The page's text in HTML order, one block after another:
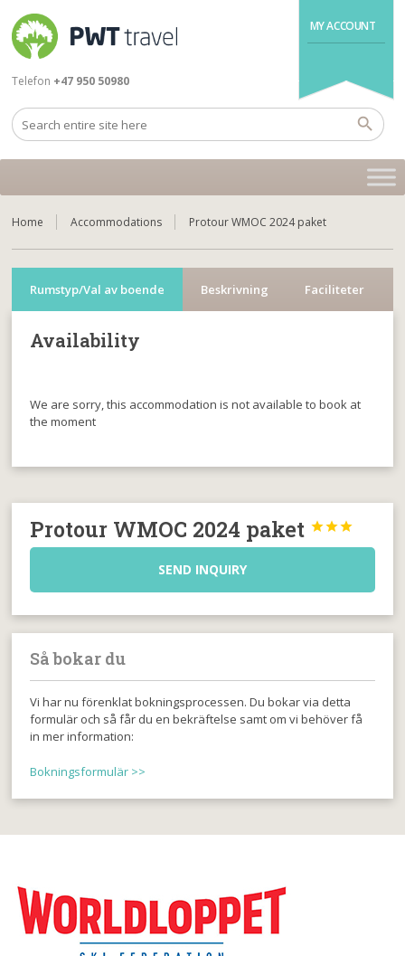
MY ACCOUNT
Telefon +47 950 50980
Home Accommodations Protour WMOC 2024 paket
Rumstyp/Val av boende Beskrivning Faciliteter
Availability
We are sorry, this accommodation is not available to book at
the moment
Protour WMOC 2024 paket 


SEND INQUIRY
Så bokar du
Vi har nu förenklat bokningsprocessen. Du bokar via detta
formulär och så får du en bekräftelse samt om vi behöver få
in mer information:
Bokningsformulär >>